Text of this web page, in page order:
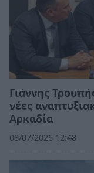
Γιάννης
νέες
Αρκαδία
08/07/2026 12:48